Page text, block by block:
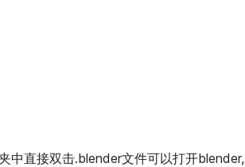
中直接双击.blender文件可以打开blender,